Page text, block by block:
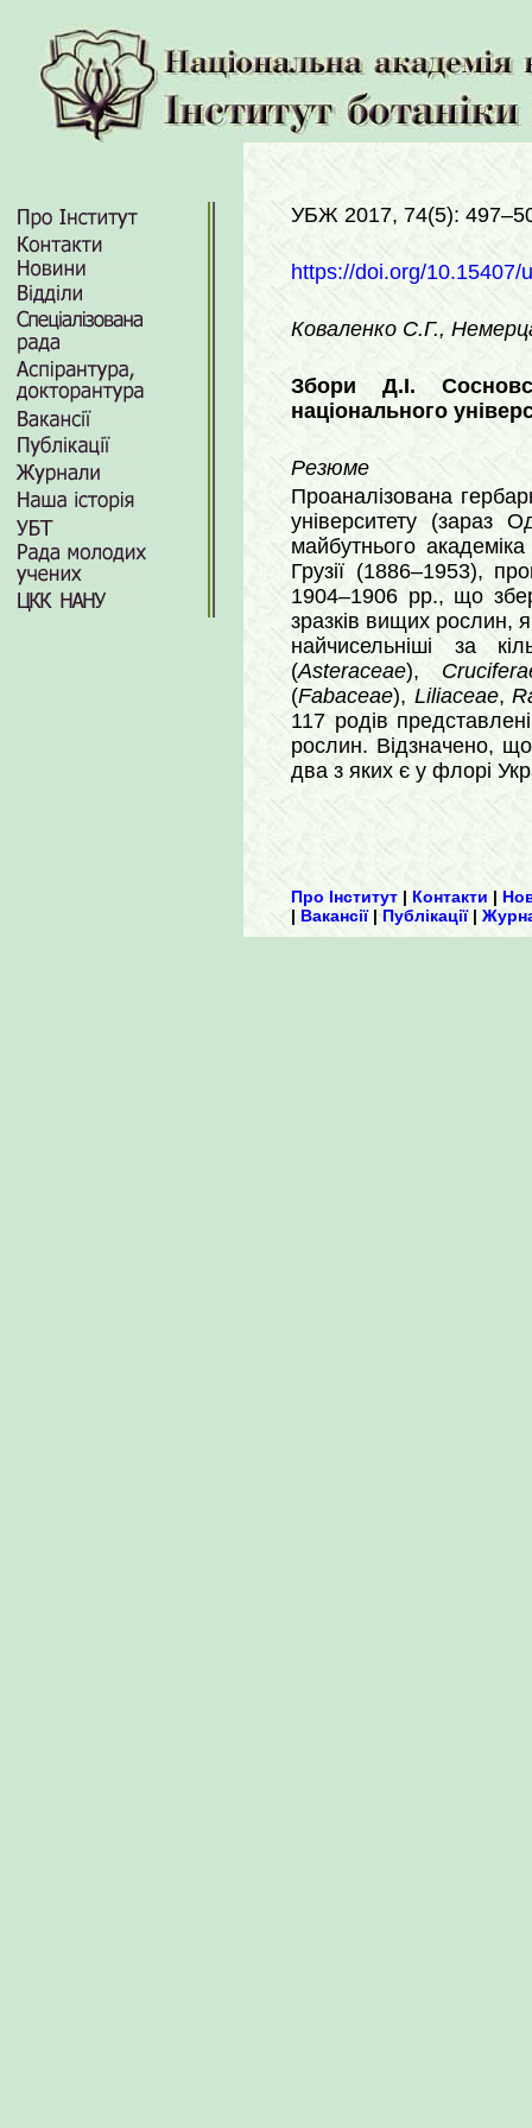
УБЖ 2017, 74(5):
https://doi.org/10.15407/
Коваленко С.Г.,
Збори Д.І.
національного
Резюме
Проаналізована
університету (зараз
майбутнього
Грузії (1886–1953),
1904–1906 рр., що
зразків вищих рослин,
найчисельніші за
(Asteraceae),
(Fabaceae), Liliaceae,
117 родів
рослин. Відзначено,
два з яких є у флорі
Про Інститут | Контакти |
| Вакансії|Публікації|